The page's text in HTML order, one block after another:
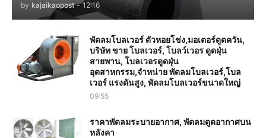
by kajaikaopost - 12:16
พัดลมโบลเวอร์ ตัวหอยโข่ง,มอเตอร์ดูดควัน,
บริษัท ขาย โบลเวอร์, โบลว์เวอร ดูดฝุ่น
สายพาน, โบลเวอรดูดฝุ่น
อุตสาหกรรม,จำหน่าย พัดลมโบลเวอร์,โบล
เวอร์ แรงดันสูง, พัดลมโบลเวอร์ขนาดใหญ่
09:55
ราคาพัดลมระบายอากาศ, พัดลมดูดอากาศบน
หลังคา